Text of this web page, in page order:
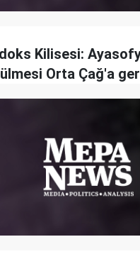
Kilisesi:
Orta Çağ'a